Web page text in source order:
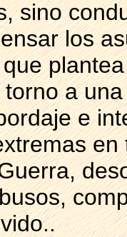
sino
los
a
e